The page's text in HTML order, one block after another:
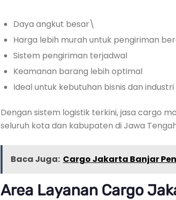
Daya angkut besar\
Harga lebih murah untuk pengiriman
Sistem pengiriman terjadwal
Keamanan barang lebih optimal
Ideal untuk kebutuhan bisnis dan industri
Dengan sistem logistik terkini, jasa cargo
seluruh kota dan kabupaten di Jawa
Baca Juga: Cargo Jakarta Banjar
Area Layanan Cargo